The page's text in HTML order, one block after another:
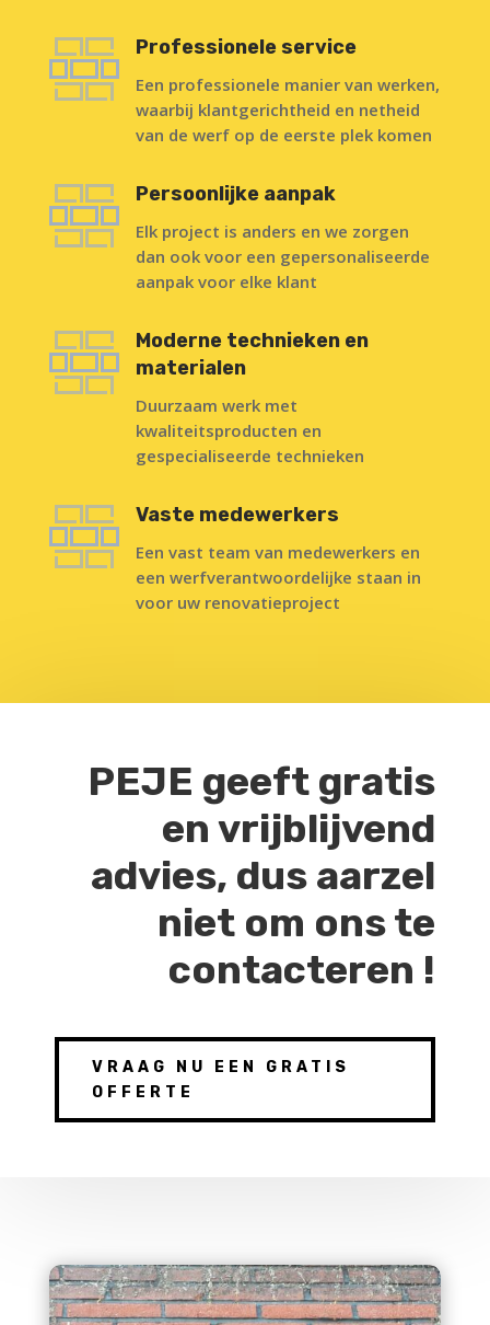
Professionele service
Een professionele manier van werken,
waarbij klantgerichtheid en netheid
van de werf op de eerste plek komen
Persoonlijke aanpak
Elk project is anders en we zorgen
dan ook voor een gepersonaliseerde
aanpak voor elke klant
Moderne technieken en
materialen
Duurzaam werk met
kwaliteitsproducten en
gespecialiseerde technieken
Vaste medewerkers
Een vast team van medewerkers en
een werfverantwoordelijke staan in
voor uw renovatieproject
PEJE geeft gratis
en vrijblijvend
advies, dus aarzel
niet om ons te
contacteren !
VRAAG NU EEN GRATIS
OFFERTE